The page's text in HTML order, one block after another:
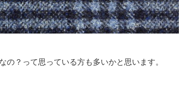
の？って思っている方も多いかと思います。